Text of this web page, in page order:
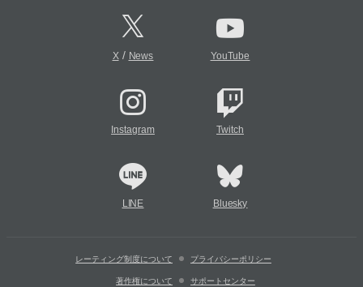
X/ News YouTube
Instagram Twitch
LINE Bluesky
レーティング制度について プライバシーポリシー
著作権について サポートセンター